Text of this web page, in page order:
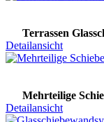
Terrassen
Detailansicht
Mehrteilige
Detailansicht